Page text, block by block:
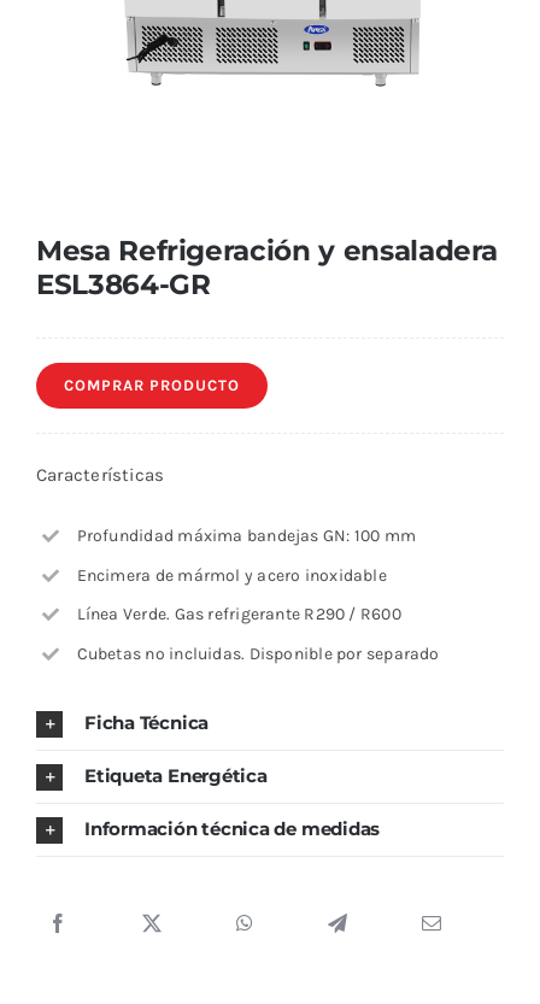
Mesa Refrigeración y ensaladera
ESL3864-GR
COMPRAR PRODUCTO
Características
Profundidad máxima bandejas GN: 100 mm
Encimera de mármol y acero inoxidable
Línea Verde. Gas refrigerante R290 / R600
Cubetas no incluidas. Disponible por separado
Ficha Técnica
Etiqueta Energética
Información técnica de medidas